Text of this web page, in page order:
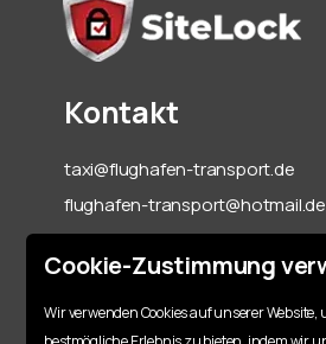
Cookie-Zustimmung
Wir verwenden Cookies auf unserer Website,
Kontakt
taxi@flughafen-transport.de
flughafen-transport@hotmail.de
06142-70 55 60
+49 151 15317128